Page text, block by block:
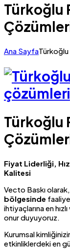
Türkoğlu
Ana Sayfa
Türkoğlu
Fiyat Liderliği,
Kalitesi
Vecto Baskı
bölgesinde
ihtiyaçlarına en
onur duyuyoruz.
Kurumsal
etkinliklerdeki en